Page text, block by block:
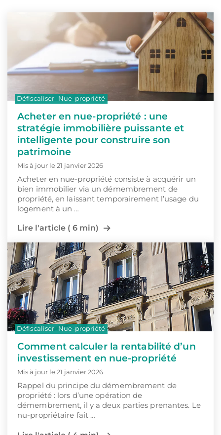
Acheter en nue-propriété : une
stratégie immobilière puissante et
intelligente pour construire son
patrimoine
Mis à jour le 21 janvier 2026
Acheter en nue-propriété consiste à acquérir un
bien immobilier via un démembrement de
propriété, en laissant temporairement l’usage du
logement à un …
Lire l'article ( 6 min)
Défiscaliser Nue-propriété
Comment calculer la rentabilité d’un
investissement en nue-propriété
Mis à jour le 21 janvier 2026
Rappel du principe du démembrement de
propriété : lors d’une opération de
démembrement, il y a deux parties prenantes. Le
nu-propriétaire fait …
Défiscaliser Nue-propriété